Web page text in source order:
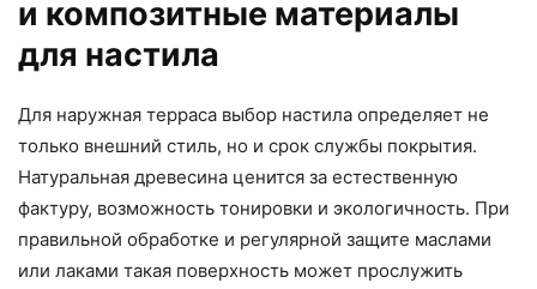
и композитные материалы
для настила
Для наружная терраса выбор настила определяет не
только внешний стиль, но и срок службы покрытия.
Натуральная древесина ценится за естественную
фактуру, возможность тонировки и экологичность. При
правильной обработке и регулярной защите маслами
или лаками такая поверхность может прослужить